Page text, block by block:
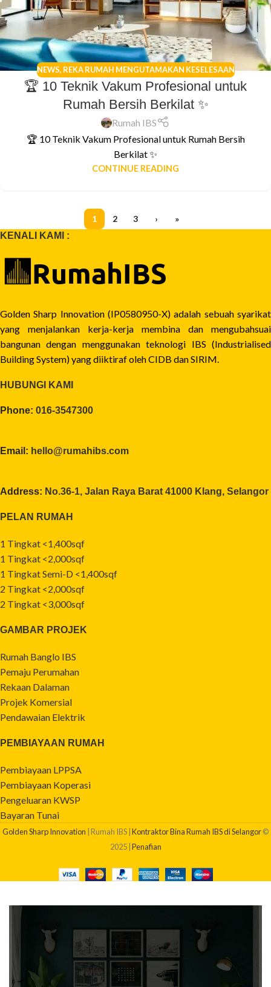
NEWS, REKA RUMAH MENGUTAMAKAN KESELESAAN
🏆 10 Teknik Vakum Profesional untuk
Rumah Bersih Berkilat ✨
Rumah IBS
🏆 10 Teknik Vakum Profesional untuk Rumah Bersih
Berkilat ✨
CONTINUE READING
1 2 3 ›
»
KENALI KAMI :
Golden Sharp Innovation (IP0580950-X) adalah sebuah syarikat
yang menjalankan kerja-kerja membina dan mengubahsuai
bangunan dengan menggunakan teknologi IBS (Industrialised
Building System) yang diiktiraf oleh CIDB dan SIRIM.
HUBUNGI KAMI
Phone: 016-3547300
Email: hello@rumahibs.com
Address: No.36-1, Jalan Raya Barat 41000 Klang, Selangor
PELAN RUMAH
1 Tingkat <1,400sqf
1 Tingkat <2,000sqf
1 Tingkat Semi-D <1,400sqf
2 Tingkat <2,000sqf
2 Tingkat <3,000sqf
GAMBAR PROJEK
Rumah Banglo IBS
Pemaju Perumahan
Rekaan Dalaman
Projek Komersial
Pendawaian Elektrik
PEMBIAYAAN RUMAH
Pembiayaan LPPSA
Pembiayaan Koperasi
Pengeluaran KWSP
Bayaran Tunai
Golden Sharp Innovation | Rumah IBS | Kontraktor Bina Rumah IBS di Selangor©
2025 | Penafian
BERAPAKAH KOS BINA RUMAH SAYA?
Dapatkan quotation pembinaan rumah anda sekarang!